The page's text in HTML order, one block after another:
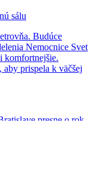
sálu
Budúce
Nemocnice Svet
komfortnejšie.
prispela k väčšej
presne o rok,